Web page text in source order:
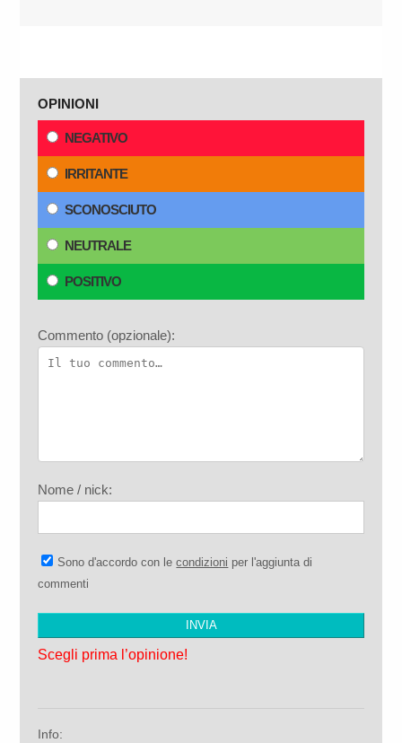
OPINIONI
NEGATIVO
IRRITANTE
SCONOSCIUTO
NEUTRALE
POSITIVO
Commento (opzionale):
Nome / nick:
Sono d'accordo con lecondizioni per l'aggiunta di
commenti
Scegli prima l’opinione!
Info: